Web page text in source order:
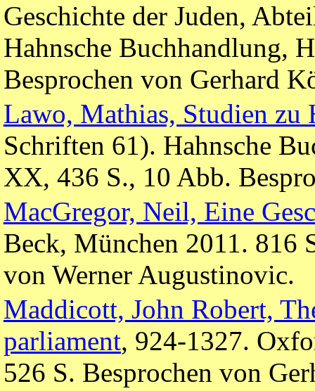
Geschichte der Juden,
Hahnsche Buchhandlung,
Besprochen von Gerhard
Lawo, Mathias, Studien
Schriften 61). Hahnsche
XX, 436 S., 10 Abb.
MacGregor, Neil, Eine
Beck, München 2011. 816
von Werner Augustinovic.
Maddicott, John Robert,
parliament, 924-1327.
526 S. Besprochen von